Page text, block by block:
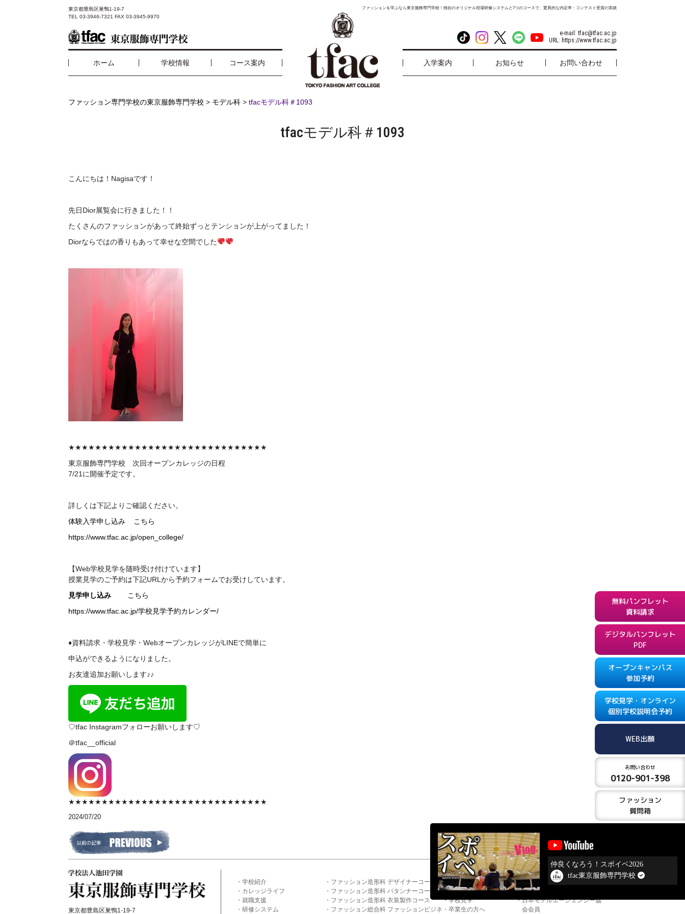
東京都豊島区巣鴨1-19-7
TEL 03-3946-7321 FAX 03-3945-9970
ファッションを学ぶなら東京服飾専門学校！独自のオリジナル現場研修システムと7つのコースで、驚異的な内定率・コンテスト受賞の実績
e-mail: tfac@tfac.ac.jp
URL: https://www.tfac.ac.jp
ホーム 学校情報 コース案内 入学案内 お知らせ お問い合わせ
ファッション専門学校の東京服飾専門学校 > モデル科 >tfacモデル科＃1093
tfacモデル科＃1093
こんにちは！Nagisaです！
先日Dior展覧会に行きました！！
たくさんのファッションがあって終始ずっとテンションが上がってました！
Diorならではの香りもあって幸せな空間でした
★★★★★★★★★★★★★★★★★★★★★★★★★★★★★★
東京服飾専門学校 次回 オープンカレッジの日程
7/21に開催予定です。
詳しくは下記よりご確認ください。
体験入学申し込み こちら
https://www.tfac.ac.jp/open_college/
【Web学校見学を随時受け付けています】
授業見学のご予約は下記URLから予約フォームでお受けしています。
見学申し込み
こちら
https://www.tfac.ac.jp/学校見学予約カレンダー/
♦資料請求・学校見学・WebオープンカレッジがLINEで簡単に
申込ができるようになりました。
お友達追加お願いします♪♪
♡tfac Instagramフォローお願いします♡
＠tfac__official
★★★★★★★★★★★★★★★★★★★★★★★★★★★★★★
2024/07/20
東京都豊島区巣鴨1-19-7
学校紹介
カレッジライフ
就職支援
研修システム
ファッション造形科 デザイナーコース
ファッション造形科 パタンナーコース
ファッション造形科 衣装製作コース
ファッション総合科 ファッションビジネ
資料請求
オープンキャンパス
学校見学
卒業生の方へ
PRESSブログ
編集プロダクション t-press
日本モデルエージェンシー協
会会員
無料パンフレット
資料請求
デジタルパンフレット
PDF
オープンキャンパス
参加予約
学校見学・オンライン
個別学校説明会予約
WEB出願
お問い合わせ
0120-901-398
ファッション
質問箱
仲良くなろう！スポイベ2026
tfac東京服飾専門学校